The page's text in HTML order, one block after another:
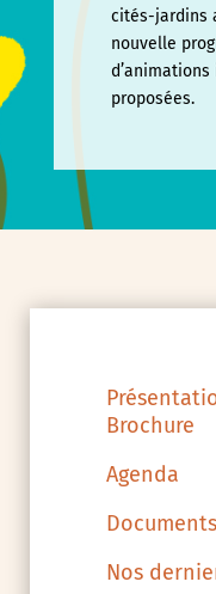
cités-jardins
nouvelle
proposées.
Brochure
Agenda
Documents
Nos